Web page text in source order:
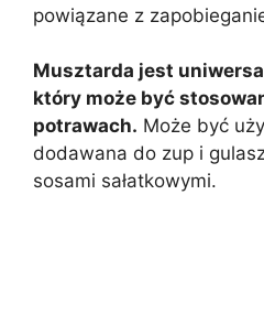
powiązane z
Musztarda jest
który może być
potrawach. Może być
dodawana do zup i
sosami sałatkowymi.